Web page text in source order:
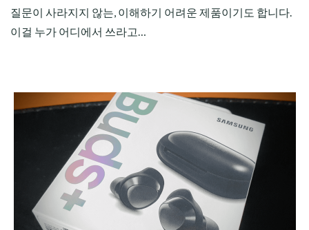
질문이 사라지지 않는, 이해하기 어려운 제품이기도 합니다.
이걸 누가 어디에서 쓰라고…